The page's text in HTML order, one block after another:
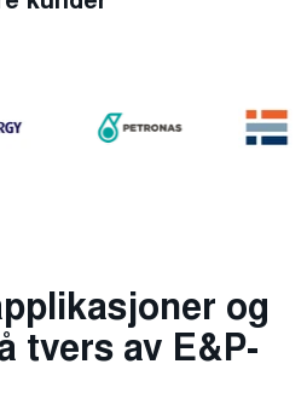
og
tvers av E&P-